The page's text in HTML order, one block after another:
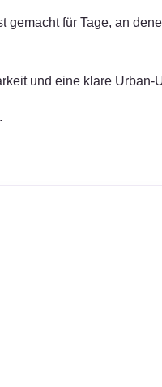
gemacht für Tage, an
und eine klare Urban-